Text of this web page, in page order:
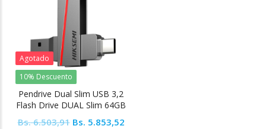
Agotado
10% Descuento
Pendrive Dual Slim USB 3,2
Flash Drive DUAL Slim 64GB
Bs.6.503,91 Original
Bs. 5.853,52Current